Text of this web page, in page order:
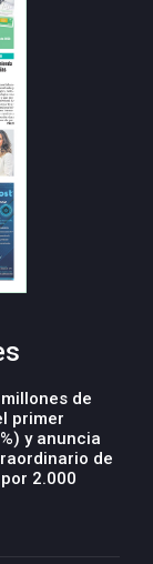
de
primer
y anuncia
de
2.000